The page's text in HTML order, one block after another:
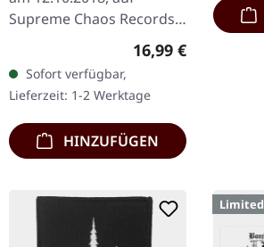
Supreme Chaos Records.
Schwarzes Vinyl limitiert
auf nur 200 Exemplare.
Vinyl-Spezifikationen: ·
180g…
Regulärer Preis:
16,99 €
Sofort verfügbar,
Lieferzeit: 1-2 Werktage
HINZUFÜGEN
Limited